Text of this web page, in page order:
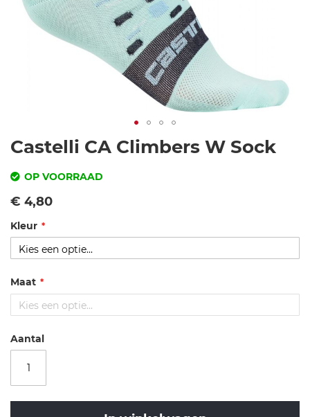
Castelli CA Climbers W Sock
OP VOORRAAD
te
Vanaf
€ 4,80
Kleur
Maat
Aantal
Ga
naar
het
begin
van
afbeeldingen-
gallerij